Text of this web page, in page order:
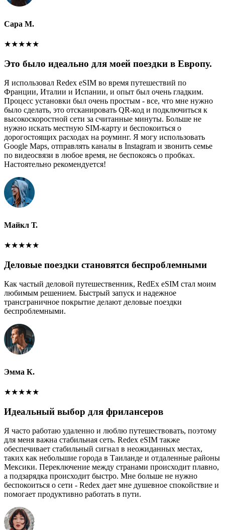
Сара М.
★★★★★
Это было идеально для моей поездки в Европу.
Я использовал Redex eSIM во время путешествий по
Франции, Италии и Испании, и опыт был очень гладким.
Процесс установки был очень простым - все, что мне нужно
было сделать, это отсканировать QR-код и подключиться к
высокоскоростной сети за считанные минуты. Больше не
нужно искать местную SIM-карту и беспокоиться о
дорогостоящих расходах на роуминг. Я могу использовать
Google Maps, отправлять каналы в Instagram и звонить семье
по видеосвязи в любое время, не беспокоясь о пробках.
Настоятельно рекомендуется!
Майкл Т.
★★★★★
Деловые поездки становятся беспроблемными
Как частый деловой путешественник, RedEx eSIM стал моим
любимым решением. Быстрый запуск и надежное
трансграничное покрытие делают деловые поездки
беспроблемными.
Эмма К.
★★★★★
Идеальный выбор для фрилансеров
Я часто работаю удаленно и люблю путешествовать, поэтому
для меня важна стабильная сеть. Redex eSIM также
обеспечивает стабильный сигнал в неожиданных местах,
таких как небольшие города в Таиланде и отдаленные районы
Мексики. Переключение между странами происходит плавно,
а подзарядка происходит быстро. Мне больше не нужно
беспокоиться о сети - Redex дает мне душевное спокойствие и
помогает продуктивно работать в пути.